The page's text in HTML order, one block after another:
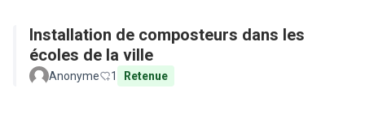
Installation de composteurs dans les
écoles de la ville
Anonyme 1 Retenue